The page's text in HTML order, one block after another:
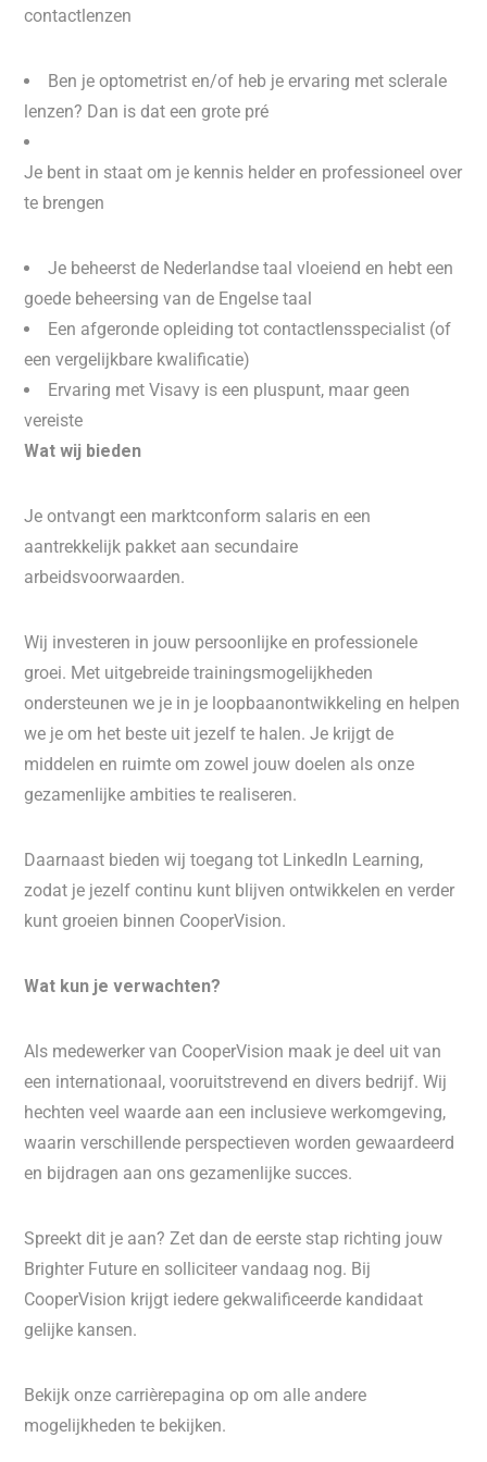
contactlenzen
Ben je optometrist en/of heb je ervaring met sclerale
lenzen? Dan is dat een grote pré
Je bent in staat om je kennis helder en professioneel over
te brengen
Je beheerst de Nederlandse taal vloeiend en hebt een
goede beheersing van de Engelse taal
Een afgeronde opleiding tot contactlensspecialist (of
een vergelijkbare kwalificatie)
Ervaring met Visavy is een pluspunt, maar geen
vereiste
Wat wij bieden
Je ontvangt een marktconform salaris en een
aantrekkelijk pakket aan secundaire
arbeidsvoorwaarden.
Wij investeren in jouw persoonlijke en professionele
groei. Met uitgebreide trainingsmogelijkheden
ondersteunen we je in je loopbaanontwikkeling en helpen
we je om het beste uit jezelf te halen. Je krijgt de
middelen en ruimte om zowel jouw doelen als onze
gezamenlijke ambities te realiseren.
Daarnaast bieden wij toegang tot LinkedIn Learning,
zodat je jezelf continu kunt blijven ontwikkelen en verder
kunt groeien binnen CooperVision.
Wat kun je verwachten?
Als medewerker van CooperVision maak je deel uit van
een internationaal, vooruitstrevend en divers bedrijf. Wij
hechten veel waarde aan een inclusieve werkomgeving,
waarin verschillende perspectieven worden gewaardeerd
en bijdragen aan ons gezamenlijke succes.
Spreekt dit je aan? Zet dan de eerste stap richting jouw
Brighter Future en solliciteer vandaag nog. Bij
CooperVision krijgt iedere gekwalificeerde kandidaat
gelijke kansen.
Bekijk onze carrièrepagina op om alle andere
mogelijkheden te bekijken.